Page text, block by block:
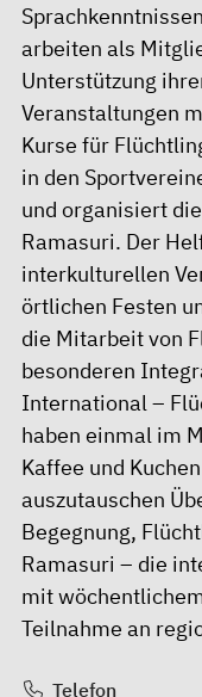
arbeiten als
Unterstützung
Veranstaltungen
Kurse für
in den
und organisiert
Ramasuri. Der
interkulturellen
örtlichen Festen
die Mitarbeit von
besonderen
International –
haben einmal im
Kaffee und
auszutauschen
Begegnung,
Ramasuri – die
mit
Teilnahme an
Telefon